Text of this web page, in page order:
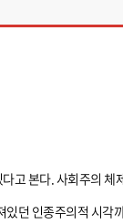
고 본다. 사회주의
던 인종주의적 시각